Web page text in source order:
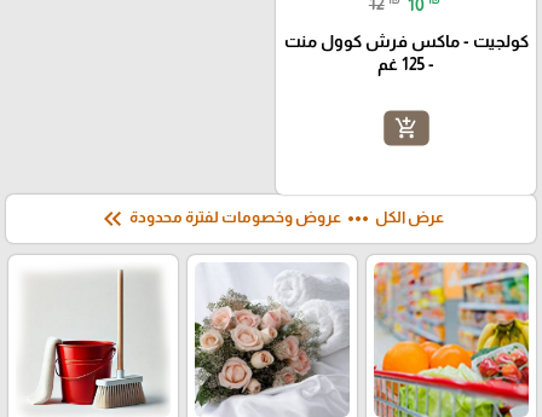
كولجيت - ماكس فرش كوول منت
- 125 غم
add_shopping_cart
عرض الكل more_horiz عروض وخصومات لفترة محدودة keyboard_double_arrow_left